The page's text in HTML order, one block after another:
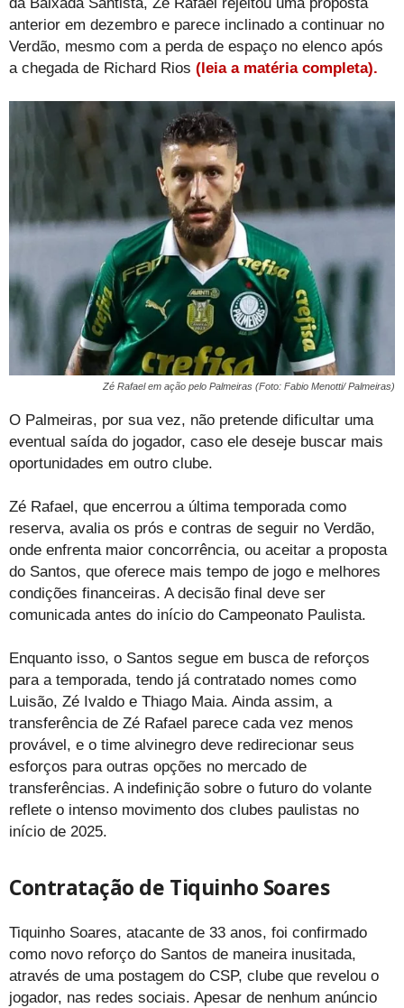
anterior em dezembro e parece inclinado a continuar no
Verdão, mesmo com a perda de espaço no elenco após
a chegada de Richard Rios (leia a matéria completa).
Zé Rafael em ação pelo Palmeiras (Foto: Fabio Menotti/ Palmeiras)
O Palmeiras, por sua vez, não pretende dificultar uma
eventual saída do jogador, caso ele deseje buscar mais
oportunidades em outro clube.
Zé Rafael, que encerrou a última temporada como
reserva, avalia os prós e contras de seguir no Verdão,
onde enfrenta maior concorrência, ou aceitar a proposta
do Santos, que oferece mais tempo de jogo e melhores
condições financeiras. A decisão final deve ser
comunicada antes do início do Campeonato Paulista.
Enquanto isso, o Santos segue em busca de reforços
para a temporada, tendo já contratado nomes como
Luisão, Zé Ivaldo e Thiago Maia. Ainda assim, a
transferência de Zé Rafael parece cada vez menos
provável, e o time alvinegro deve redirecionar seus
esforços para outras opções no mercado de
transferências. A indefinição sobre o futuro do volante
reflete o intenso movimento dos clubes paulistas no
início de 2025.
Contratação de Tiquinho Soares
Tiquinho Soares, atacante de 33 anos, foi confirmado
como novo reforço do Santos de maneira inusitada,
através de uma postagem do CSP, clube que revelou o
jogador, nas redes sociais. Apesar de nenhum anúncio